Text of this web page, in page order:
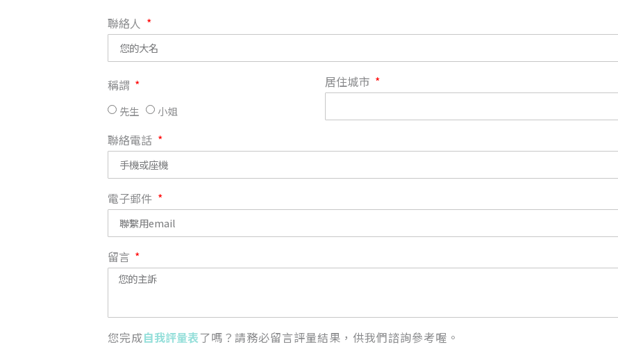
聯絡人
稱謂
先生 小姐
居住城市
聯絡電話
電子郵件
留言
您完成自我評量表了嗎？請務必留言評量結果，供我們諮詢參考喔。
【會費】
入會費新臺幣1200元，於會員入會時繳納；常年會費1200
元，於每年度繳納。
戶名: 社團法人台灣自律神經健康培訓暨發展協會